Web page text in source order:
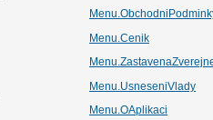
Menu.Cenik
Menu.UsneseniVlady
Menu.OAplikaci